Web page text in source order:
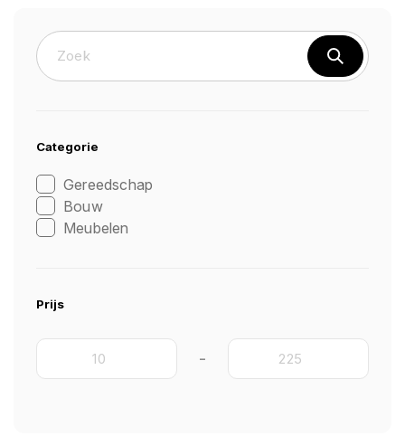
Categorie
Gereedschap
Bouw
Meubelen
Prijs
-